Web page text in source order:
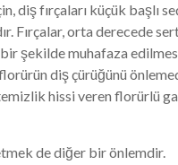
fırçaları küçük başlı
Fırçalar, orta derecede
bir şekilde muhafaza
florürün diş çürüğünü
hissi veren florürlü
de diğer bir önlemdir.